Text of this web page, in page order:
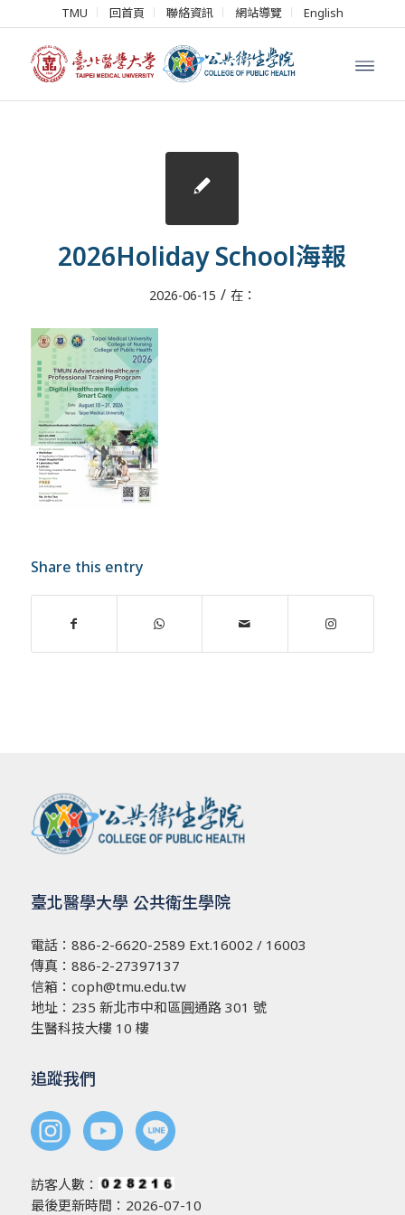
TMU 回首頁 聯絡資訊 網站導覽 English
2026Holiday School海報
2026-06-15 / 在：
Share this entry
臺北醫學大學 公共衛生學院
電話： 886-2-6620-2589 Ext.16002 / 16003
傳真：886-2-27397137
信箱： coph@tmu.edu.tw
地址： 235 新北市中和區圓通路 301 號
生醫科技大樓 10 樓
追蹤我們
訪客人數：
最後更新時間：2026-07-10